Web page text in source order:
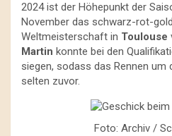
2024 ist der Höhepunkt der
November das schwarz-rot-
Weltmeisterschaft in Toulouse
Martin konnte bei den
siegen, sodass das Rennen
selten zuvor.
Foto: Archiv /